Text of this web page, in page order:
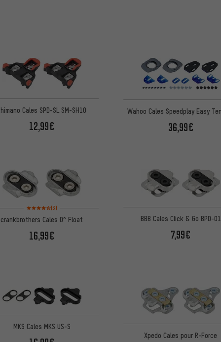
Cales SPD-SL SM-SH10
12,99€
Wahoo Cales Speedplay Easy
36,99€
Note moyenne : 4,5 sur 5 d'après 3 avis
(3)
crankbrothers Cales 0° Float
16,99€
BBB Cales Click & Go BPD-01
7,99€
MKS Cales MKS US-S
Xpedo Cales pour R-Force